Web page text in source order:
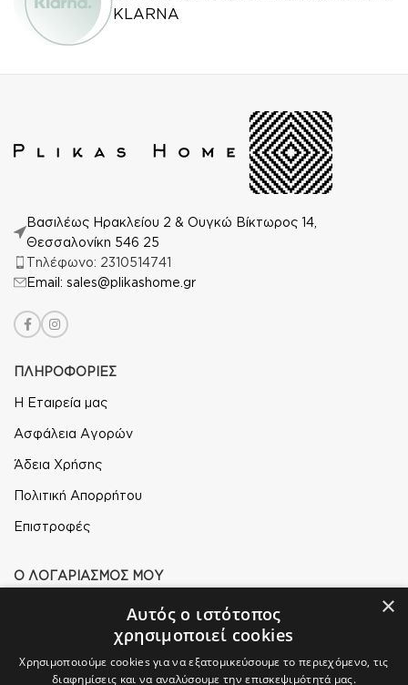
KLARNA
Βασιλέως Ηρακλείου 2 & Ουγκώ Βίκτωρος 14,
Θεσσαλονίκη 546 25
Τηλέφωνο: 2310514741
Email: sales@plikashome.gr
ΠΛΗΡΟΦΟΡΙΕΣ
Η Εταιρεία μας
Ασφάλεια Αγορών
Άδεια Χρήσης
Πολιτική Απορρήτου
Επιστροφές
Ο ΛΟΓΑΡΙΑΣΜΟΣ ΜΟΥ
Ο Λογαριασμός μου
Τρόποι Παραγγελίας
Τρόποι Αποστολής
×
Αυτός ο ιστότοπος
χρησιμοποιεί cookies
Χρησιμοποιούμε cookies για να εξατομικεύσουμε το περιεχόμενο, τις
διαφημίσεις και να αναλύσουμε την επισκεψιμότητά μας.